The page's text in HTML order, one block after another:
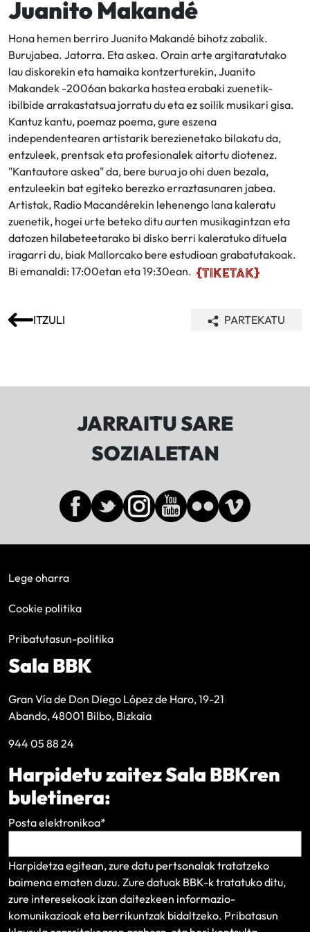
Juanito Makandé
Hona hemen berriro Juanito Makandé bihotz zabalik.
Burujabea. Jatorra. Eta askea. Orain arte argitaratutako
lau diskorekin eta hamaika kontzerturekin, Juanito
Makandek -2006an bakarka hastea erabaki zuenetik-
ibilbide arrakastatsua jorratu du eta ez soilik musikari gisa.
Kantuz kantu, poemaz poema, gure eszena
independentearen artistarik berezienetako bilakatu da,
entzuleek, prentsak eta profesionalek aitortu diotenez.
"Kantautore askea" da, bere burua jo ohi duen bezala,
entzuleekin bat egiteko berezko erraztasunaren jabea.
Artistak, Radio Macandérekin lehenengo lana kaleratu
zuenetik, hogei urte beteko ditu aurten musikagintzan eta
datozen hilabeteetarako bi disko berri kaleratuko dituela
iragarri du, biak Mallorcako bere estudioan grabatutakoak.
Bi emanaldi: 17:00etan eta 19:30ean.
ITZULI PARTEKATU
JARRAITU SARE
SOZIALETAN
Lege oharra
Cookie politika
Pribatutasun-politika
Sala BBK
Gran Vía de Don Diego López de Haro, 19-21
Abando, 48001 Bilbo, Bizkaia
944 05 88 24
Harpidetu zaitez Sala BBKren
buletinera:
Posta elektronikoa*
Harpidetza egitean, zure datu pertsonalak tratatzeko
baimena ematen duzu. Zure datuak BBK-k tratatuko ditu,
zure interesekoak izan daitezkeen informazio-
komunikazioak eta berrikuntzak bidaltzeko. Pribatasun